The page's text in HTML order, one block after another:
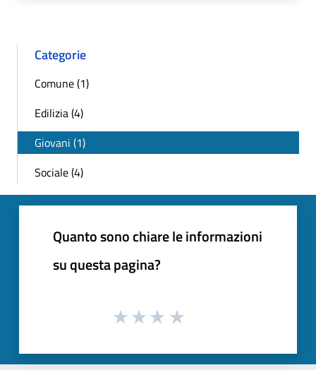
Categorie
Comune (1)
Edilizia (4)
Giovani (1)
Sociale (4)
Quanto sono chiare le informazioni
su questa pagina?